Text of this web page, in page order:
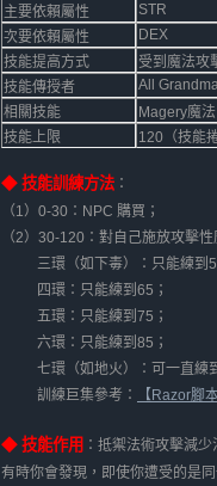
主要依賴屬性
STR
次要依賴屬性
DEX
技能提高方式
受到魔法攻
技能傳授者
All
相關技能
Magery魔法
技能上限
120（技能
◆ 技能訓練方法 ：
（1）0-30：NPC 購買；
（2）30-120：對自己施放攻擊
三環（如下毒）：只能練到
四環：只能練到65；
五環：只能練到75；
六環：只能練到85；
七環（如地火）：可一直練
訓練巨集參考：
【Razor腳
◆ 技能作用 ：抵禦法術攻擊減少
有時你會發現，即使你遭受的是